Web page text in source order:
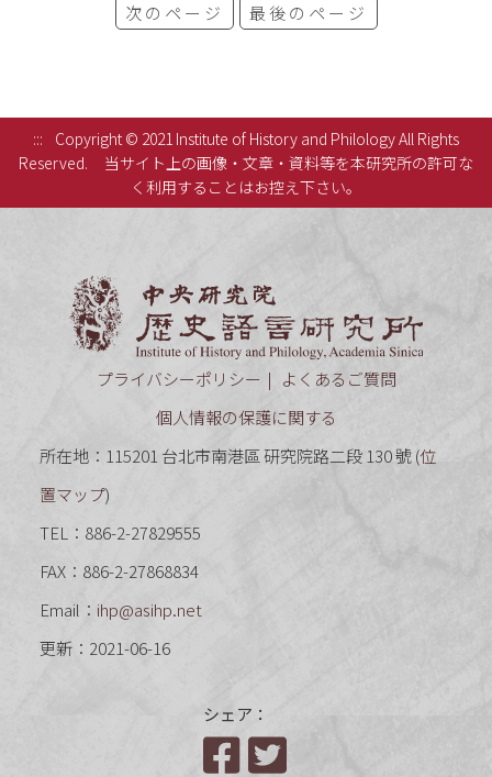
次のページ 最後のページ
:::
Copyright © 2021 Institute of History and Philology All Rights
Reserved.
当サイト上の画像・文章・資料等を本研究所の許可な
く利用することはお控え下さい。
プライバシーポリシー
よくあるご質問
個人情報の保護に関する
所在地：115201 台北市南港區 研究院路二段 130 號 (位
置マップ)
TEL：886-2-27829555
FAX：886-2-27868834
Email： ihp@asihp.net
更新：2021-06-16
シェア：
Facebook